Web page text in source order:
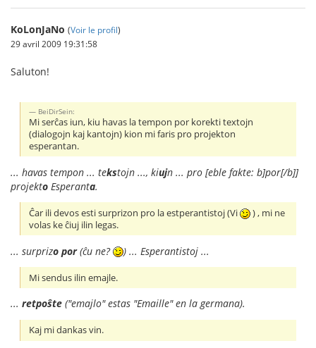
KoLonJaNo (Voir le profil)
29 avril 2009 19:31:58
Saluton!
BeiDirSein:
Mi serĉas iun, kiu havas la tempon por korekti textojn
(dialogojn kaj kantojn) kion mi faris pro projekton
esperantan.
... havas tempon ... tekstojn ..., kiujn ... pro [eble fakte: b]por[/b]]
projekto Esperanta.
Ĉar ili devos esti surprizon pro la estperantistoj (Vi
) , mi ne
volas ke ĉiuj ilin legas.
... surprizo por(ĉu ne? ) ... Esperantistoj ...
Mi sendus ilin emajle.
... retpoŝte ("emajlo" estas "Emaille" en la germana).
Kaj mi dankas vin.